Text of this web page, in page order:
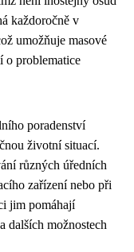
každoročně v
umožňuje masové
o problematice
poradenství
životní situací.
různých úředních
zařízení nebo při
jim pomáhají
dalších možnostech